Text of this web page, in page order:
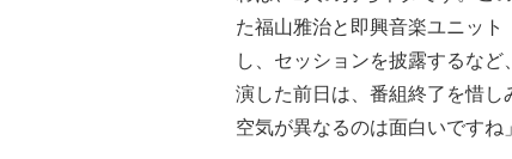
た福山雅治と即興音楽ユニッ
し、セッションを披露するな
演した前日は、番組終了を惜
空気が異なるのは面白いですね